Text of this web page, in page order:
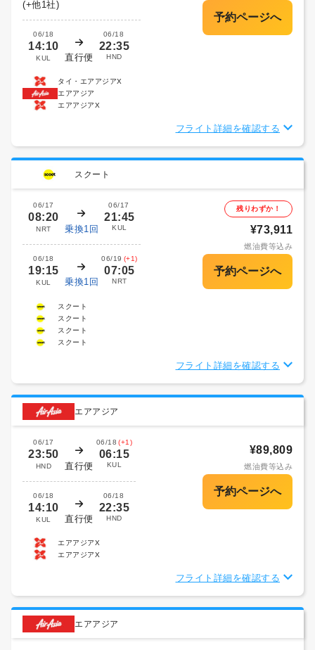
(+他1社)
06/18
14:10
KUL 直行便
06/18
22:35
HND
タイ・エアアジアX
エアアジア
エアアジアX
フライト詳細を確認する
スクート
06/17
08:20
NRT 乗換1回
06/17
21:45
KUL
06/18
19:15
KUL 乗換1回
06/19 (+1)
07:05
NRT
残りわずか！
¥73,911
燃油費等込み
スクート
スクート
スクート
スクート
フライト詳細を確認する
エアアジア
06/17
23:50
HND 直行便
06/18 (+1)
06:15
KUL
06/18
14:10
KUL 直行便
06/18
22:35
HND
¥89,809
燃油費等込み
エアアジアX
エアアジアX
フライト詳細を確認する
エアアジア